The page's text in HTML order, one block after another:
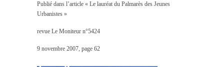
Publié dans l’article « Le lauréat du Palmarès des Jeunes
Urbanistes »
revue Le Moniteur n°5424
9 novembre 2007, page 62